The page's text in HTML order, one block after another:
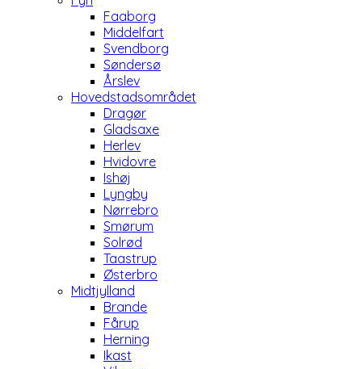
Faaborg
Middelfart
Svendborg
Søndersø
Årslev
Hovedstadsområdet
Dragør
Gladsaxe
Herlev
Hvidovre
Ishøj
Lyngby
Nørrebro
Smørum
Solrød
Taastrup
Østerbro
Midtjylland
Brande
Fårup
Herning
Ikast